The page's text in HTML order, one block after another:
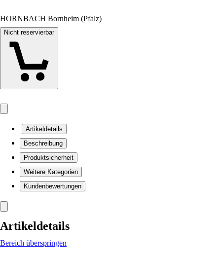
HORNBACH Bornheim (Pfalz)
Nicht reservierbar
Artikeldetails
Beschreibung
Produktsicherheit
Weitere Kategorien
Kundenbewertungen
Artikeldetails
Bereich überspringen